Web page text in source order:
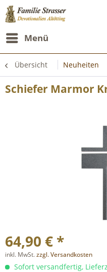
Menü
Übersicht Neuheiten
Schiefer Marmor
64,90 € *
inkl. MwSt.zzgl. Versandkosten
Sofort versandfertig,